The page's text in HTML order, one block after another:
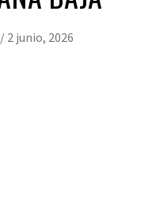
/ 2 junio, 2026